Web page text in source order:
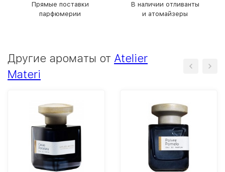
Прямые поставки
парфюмерии
В наличии отливанты
и атомайзеры
Другие ароматы от Atelier
Materi